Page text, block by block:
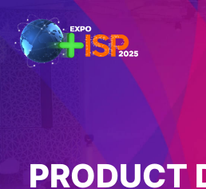
PRODUCT